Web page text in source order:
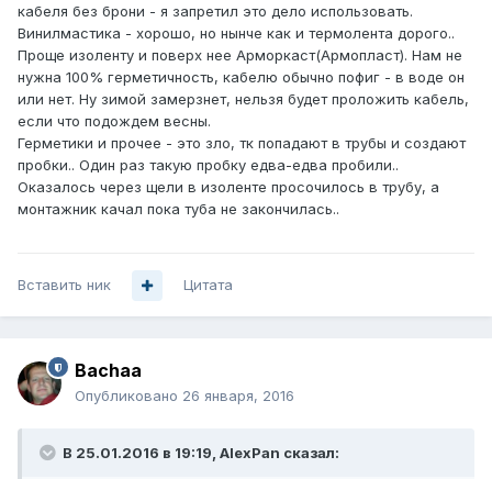
кабеля без брони - я запретил это дело использовать.
Винилмастика - хорошо, но нынче как и термолента дорого..
Проще изоленту и поверх нее Арморкаст(Армопласт). Нам не
нужна 100% герметичность, кабелю обычно пофиг - в воде он
или нет. Ну зимой замерзнет, нельзя будет проложить кабель,
если что подождем весны.
Герметики и прочее - это зло, тк попадают в трубы и создают
пробки.. Один раз такую пробку едва-едва пробили..
Оказалось через щели в изоленте просочилось в трубу, а
монтажник качал пока туба не закончилась..
Вставить ник Цитата
Bachaa
Опубликовано 26 января, 2016
В 25.01.2016 в 19:19, AlexPan сказал: